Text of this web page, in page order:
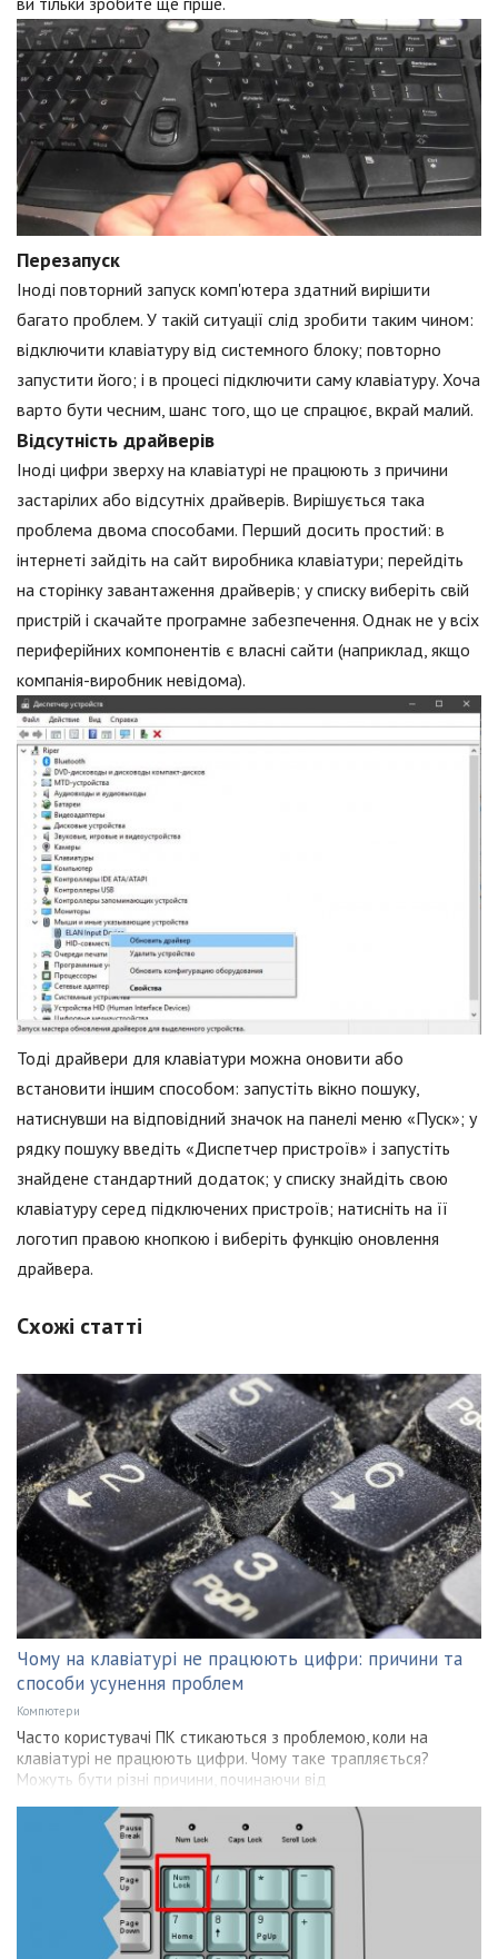
Перезапуск
Іноді повторний запуск комп'ютера здатний вирішити
багато проблем. У такій ситуації слід зробити таким чином:
відключити клавіатуру від системного блоку; повторно
запустити його; і в процесі підключити саму клавіатуру. Хоча
варто бути чесним, шанс того, що це спрацює, вкрай малий.
Відсутність драйверів
Іноді цифри зверху на клавіатурі не працюють з причини
застарілих або відсутніх драйверів. Вирішується така
проблема двома способами. Перший досить простий: в
інтернеті зайдіть на сайт виробника клавіатури; перейдіть
на сторінку завантаження драйверів; у списку виберіть свій
пристрій і скачайте програмне забезпечення. Однак не у всіх
периферійних компонентів є власні сайти (наприклад, якщо
компанія-виробник невідома).
Тоді драйвери для клавіатури можна оновити або
встановити іншим способом: запустіть вікно пошуку,
натиснувши на відповідний значок на панелі меню «Пуск»; у
рядку пошуку введіть «Диспетчер пристроїв» і запустіть
знайдене стандартний додаток; у списку знайдіть свою
клавіатуру серед підключених пристроїв; натисніть на її
логотип правою кнопкою і виберіть функцію оновлення
драйвера.
Схожі статті
Чому на клавіатурі не працюють цифри: причини та
способи усунення проблем
Компютери
Часто користувачі ПК стикаються з проблемою, коли на
клавіатурі не працюють цифри. Чому таке трапляється?
Можуть бути різні причини, починаючи від